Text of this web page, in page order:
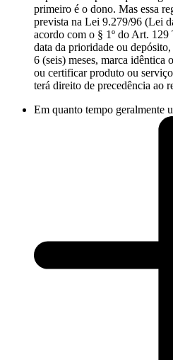
primeiro é o dono. Mas essa
prevista na Lei 9.279/96 (Lei
acordo com o § 1º do Art. 129
data da prioridade ou
6 (seis) meses, marca idêntica
ou certificar produto ou
terá direito de precedência ao
Em quanto tempo geralmente